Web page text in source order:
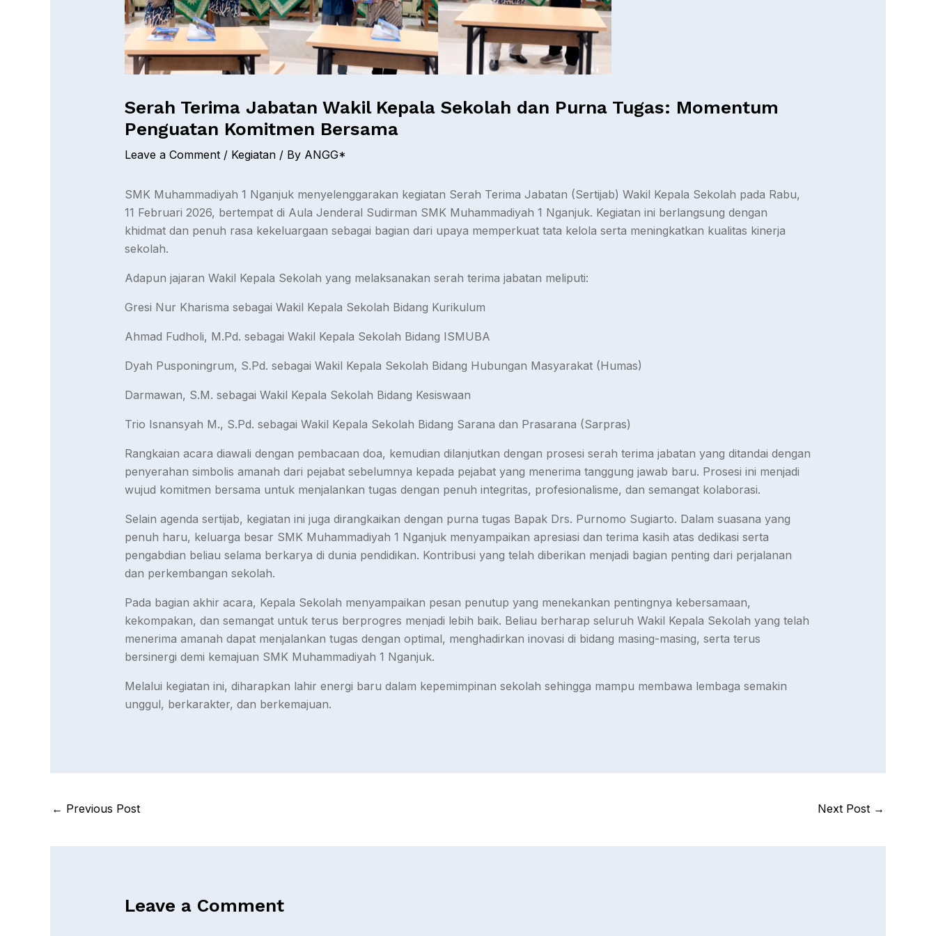
Serah Terima Jabatan Wakil Kepala Sekolah dan Purna Tugas: Momentum
Penguatan Komitmen Bersama
Leave a Comment / Kegiatan/ By ANGG*
SMK Muhammadiyah 1 Nganjuk menyelenggarakan kegiatan Serah Terima Jabatan (Sertijab) Wakil Kepala Sekolah pada Rabu,
11 Februari 2026, bertempat di Aula Jenderal Sudirman SMK Muhammadiyah 1 Nganjuk. Kegiatan ini berlangsung dengan
khidmat dan penuh rasa kekeluargaan sebagai bagian dari upaya memperkuat tata kelola serta meningkatkan kualitas kinerja
sekolah.
Adapun jajaran Wakil Kepala Sekolah yang melaksanakan serah terima jabatan meliputi:
Gresi Nur Kharisma sebagai Wakil Kepala Sekolah Bidang Kurikulum
Ahmad Fudholi, M.Pd. sebagai Wakil Kepala Sekolah Bidang ISMUBA
Dyah Pusponingrum, S.Pd. sebagai Wakil Kepala Sekolah Bidang Hubungan Masyarakat (Humas)
Darmawan, S.M. sebagai Wakil Kepala Sekolah Bidang Kesiswaan
Trio Isnansyah M., S.Pd. sebagai Wakil Kepala Sekolah Bidang Sarana dan Prasarana (Sarpras)
Rangkaian acara diawali dengan pembacaan doa, kemudian dilanjutkan dengan prosesi serah terima jabatan yang ditandai dengan
penyerahan simbolis amanah dari pejabat sebelumnya kepada pejabat yang menerima tanggung jawab baru. Prosesi ini menjadi
wujud komitmen bersama untuk menjalankan tugas dengan penuh integritas, profesionalisme, dan semangat kolaborasi.
Selain agenda sertijab, kegiatan ini juga dirangkaikan dengan purna tugas Bapak Drs. Purnomo Sugiarto. Dalam suasana yang
penuh haru, keluarga besar SMK Muhammadiyah 1 Nganjuk menyampaikan apresiasi dan terima kasih atas dedikasi serta
pengabdian beliau selama berkarya di dunia pendidikan. Kontribusi yang telah diberikan menjadi bagian penting dari perjalanan
dan perkembangan sekolah.
Pada bagian akhir acara, Kepala Sekolah menyampaikan pesan penutup yang menekankan pentingnya kebersamaan,
kekompakan, dan semangat untuk terus berprogres menjadi lebih baik. Beliau berharap seluruh Wakil Kepala Sekolah yang telah
menerima amanah dapat menjalankan tugas dengan optimal, menghadirkan inovasi di bidang masing-masing, serta terus
bersinergi demi kemajuan SMK Muhammadiyah 1 Nganjuk.
Melalui kegiatan ini, diharapkan lahir energi baru dalam kepemimpinan sekolah sehingga mampu membawa lembaga semakin
unggul, berkarakter, dan berkemajuan.
← Previous Post Next Post →
Leave a Comment